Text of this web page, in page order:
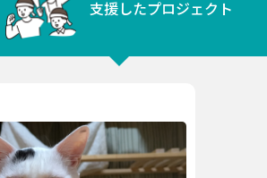
四国
九州・沖縄 福岡 佐賀
支援したプロジェクト